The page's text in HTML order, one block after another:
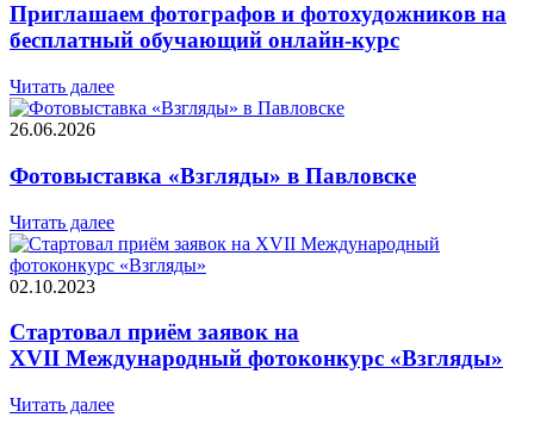
Приглашаем фотографов и фотохудожников на
бесплатный обучающий онлайн-курс
Читать далее
26.06.2026
Фотовыставка «Взгляды» в Павловске
Читать далее
02.10.2023
Стартовал приём заявок на
XVII Международный фотоконкурс «Взгляды»
Читать далее